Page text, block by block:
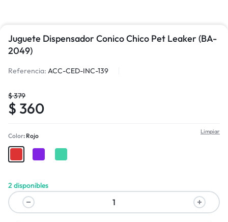
Juguete Dispensador Conico Chico Pet Leaker (BA-
2049)
Referencia: ACC-CED-INC-139
$379
$ 360
Color Rojo
Limpiar
2 disponibles